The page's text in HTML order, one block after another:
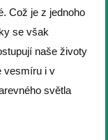
Což je z jednoho
se však
naše životy
vesmíru i v
světla